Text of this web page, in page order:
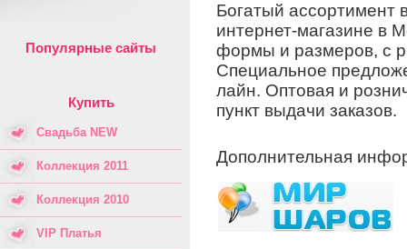
Популярные сайты
Купить
Свадьба NEW
Коллекция 2011
Коллекция 2010
VIP Платья
Богатый ассортимент
интернет-магазине в
формы и размеров, с
Специальное
лайн. Оптовая и
пункт выдачи заказов.
Дополнительная